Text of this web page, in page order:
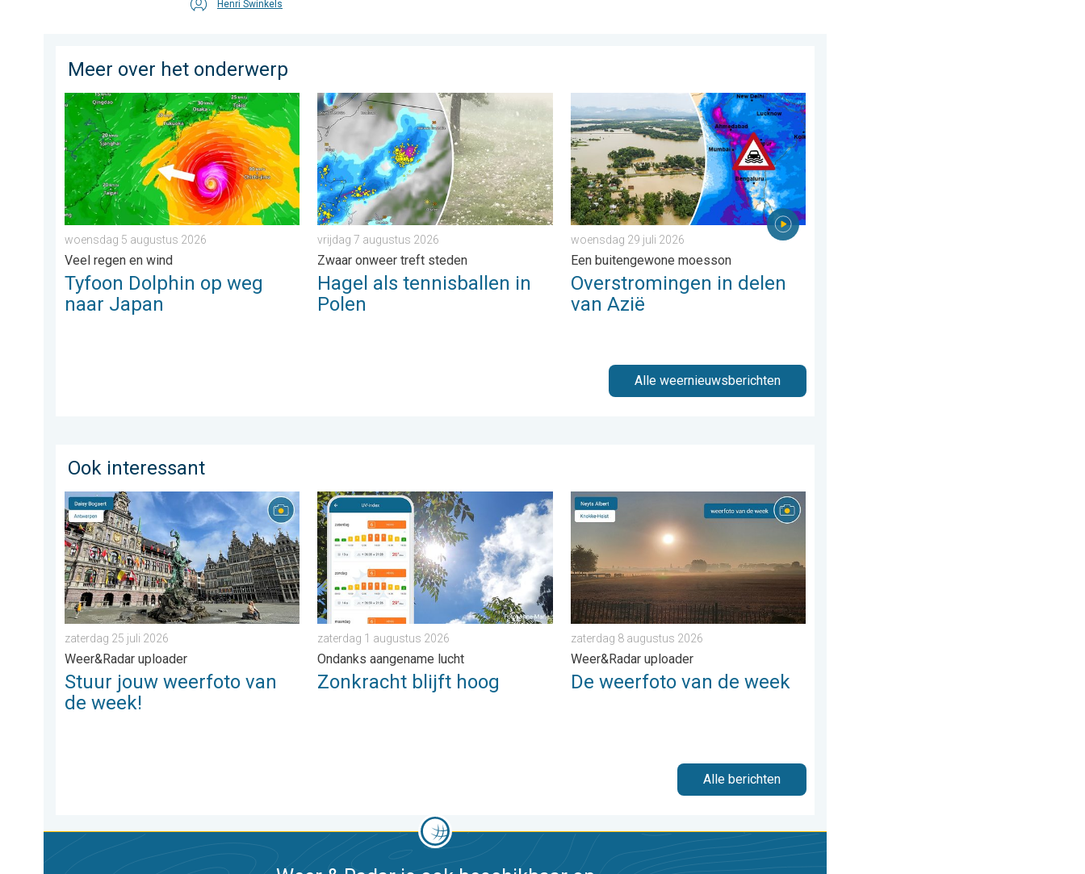
Henri Swinkels
Meer over het onderwerp
Tyfoon Dolphin op weg naar Japan. Veel regen en wind. . . woensdag 5 augustus 2026
woensdag 5 augustus 2026
Veel regen en wind
Tyfoon Dolphin op weg
naar Japan
Hagel als tennisballen in Polen. Zwaar onweer treft steden. . . vrijdag 7 augustus 2026
vrijdag 7 augustus 2026
Zwaar onweer treft steden
Hagel als tennisballen in
Polen
Overstromingen in delen van Azië. Een buitengewone moesson. . . woensdag 29 juli 2026
woensdag 29 juli 2026
Een buitengewone moesson
Overstromingen in delen
van Azië
Alle weernieuwsberichten
Ook interessant
Stuur jouw weerfoto van de week!. Weer&Radar uploader. . . zaterdag 25 juli 2026
zaterdag 25 juli 2026
Weer&Radar uploader
Stuur jouw weerfoto van
de week!
Zonkracht blijft hoog. Ondanks aangename lucht. . . zaterdag 1 augustus 2026
zaterdag 1 augustus 2026
Ondanks aangename lucht
Zonkracht blijft hoog
De weerfoto van de week. Weer&Radar uploader. . . zaterdag 8 augustus 2026
zaterdag 8 augustus 2026
Weer&Radar uploader
De weerfoto van de week
Alle berichten